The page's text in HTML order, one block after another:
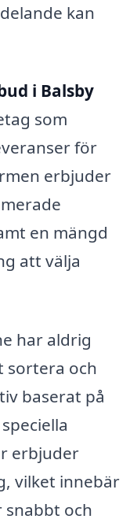
kan
i Balsby
som
för
erbjuder
en mängd
att välja
har aldrig
sortera och
baserat på
erbjuder
vilket innebär
snabbt och